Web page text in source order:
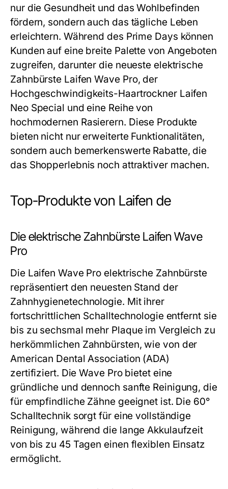
nur die Gesundheit und das Wohlbefinden
fördern, sondern auch das tägliche Leben
erleichtern. Während des Prime Days können
Kunden auf eine breite Palette von Angeboten
zugreifen, darunter die neueste elektrische
Zahnbürste Laifen Wave Pro, der
Hochgeschwindigkeits-Haartrockner Laifen
Neo Special und eine Reihe von
hochmodernen Rasierern. Diese Produkte
bieten nicht nur erweiterte Funktionalitäten,
sondern auch bemerkenswerte Rabatte, die
das Shopperlebnis noch attraktiver machen.
Top-Produkte von Laifen de
Die elektrische Zahnbürste Laifen Wave
Pro
Die Laifen Wave Pro elektrische Zahnbürste
repräsentiert den neuesten Stand der
Zahnhygienetechnologie. Mit ihrer
fortschrittlichen Schalltechnologie entfernt sie
bis zu sechsmal mehr Plaque im Vergleich zu
herkömmlichen Zahnbürsten, wie von der
American Dental Association (ADA)
zertifiziert. Die Wave Pro bietet eine
gründliche und dennoch sanfte Reinigung, die
für empfindliche Zähne geeignet ist. Die 60°
Schalltechnik sorgt für eine vollständige
Reinigung, während die lange Akkulaufzeit
von bis zu 45 Tagen einen flexiblen Einsatz
ermöglicht.